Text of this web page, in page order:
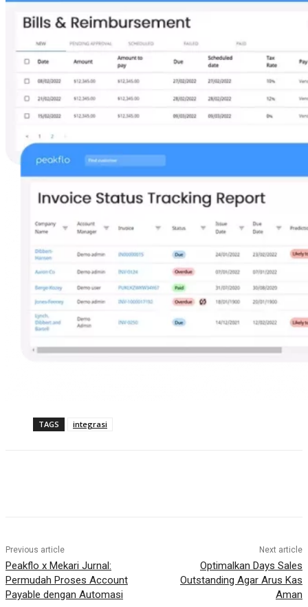
TAGS integrasi
Previous article
Peakflo x Mekari Jurnal:
Permudah Proses Account
Payable dengan Automasi
Next article
Optimalkan Days Sales
Outstanding Agar Arus Kas
Aman